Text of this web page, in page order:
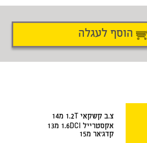
דיווח על טעות
הוסף לעגלה
צ.ב קשקאי 1.2T מ14
אקסטרייל 1.6DCI מ13
קדג'אר מ15